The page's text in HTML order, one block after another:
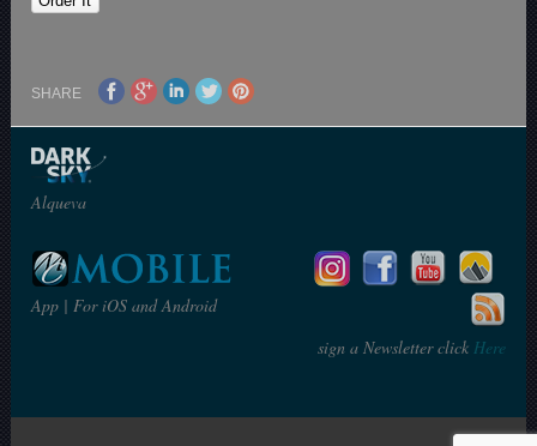
SHARE
Alqueva
App | For iOS and Android
sign a Newsletter clickHere